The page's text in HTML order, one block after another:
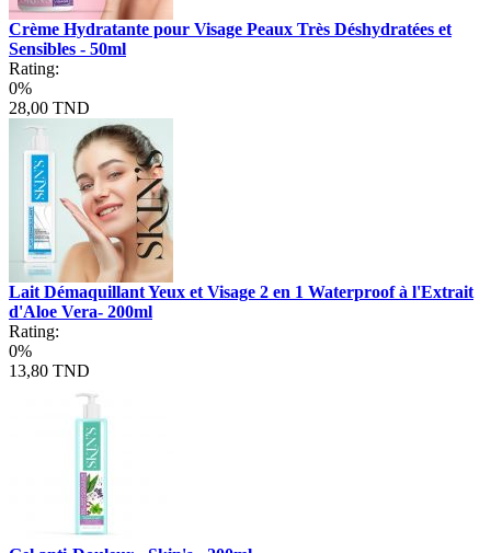
Crème Hydratante pour Visage Peaux Très Déshydratées et
Sensibles - 50ml
Rating:
0%
28,00 TND
Lait Démaquillant Yeux et Visage 2 en 1 Waterproof à l'Extrait
d'Aloe Vera- 200ml
Rating:
0%
13,80 TND